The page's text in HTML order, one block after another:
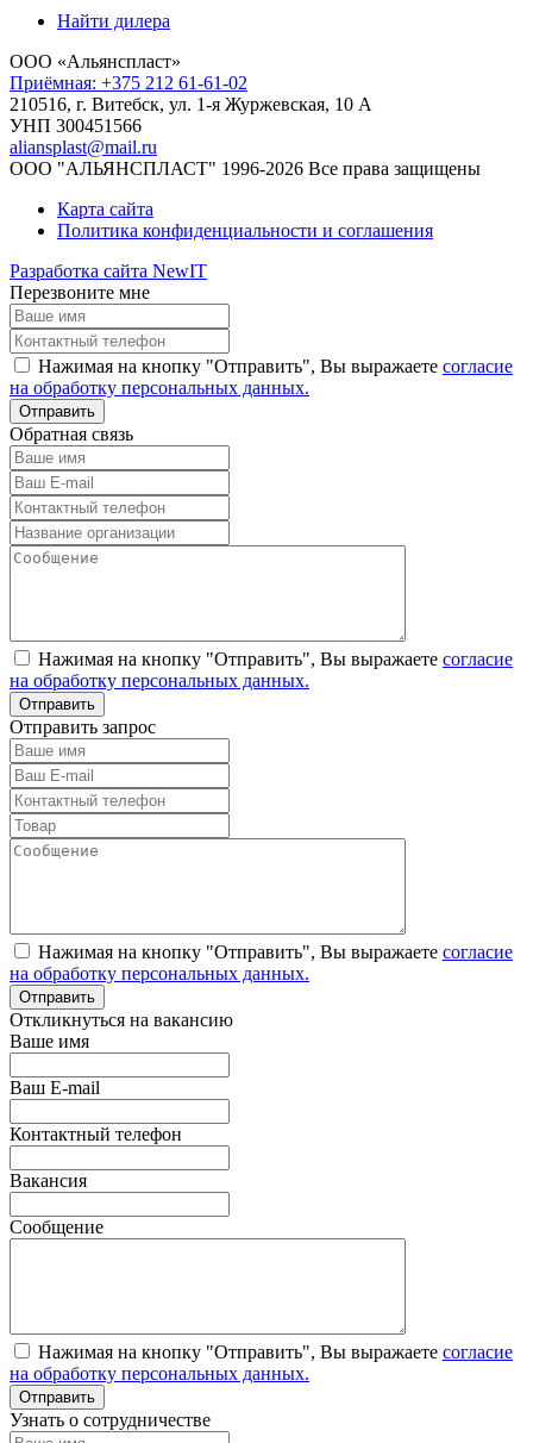
Найти дилера
ООО «Альянспласт»
Приёмная: +375 212 61-61-02
210516, г. Витебск, ул. 1-я Журжевская, 10 А
УНП 300451566
aliansplast@mail.ru
ООО "АЛЬЯНСПЛАСТ" 1996-2026 Все права защищены
Карта сайта
Политика конфиденциальности и соглашения
Разработка сайта NewIT
Перезвоните мне
Нажимая на кнопку "Отправить", Вы выражаете согласие
на обработку персональных данных.
Обратная связь
Нажимая на кнопку "Отправить", Вы выражаете согласие
на обработку персональных данных.
Отправить запрос
Нажимая на кнопку "Отправить", Вы выражаете согласие
на обработку персональных данных.
Откликнуться на вакансию
Ваше имя
Ваш E-mail
Контактный телефон
Вакансия
Сообщение
Нажимая на кнопку "Отправить", Вы выражаете согласие
на обработку персональных данных.
Узнать о сотрудничестве